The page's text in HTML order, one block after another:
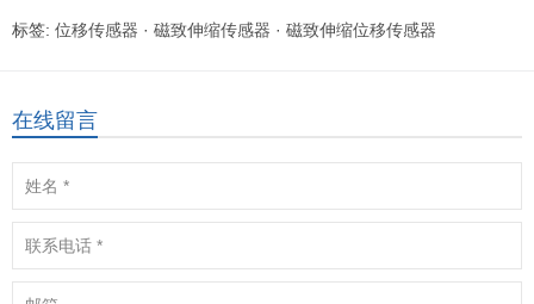
标签: 位移传感器 · 磁致伸缩传感器 · 磁致伸缩位移传感器
在线留言